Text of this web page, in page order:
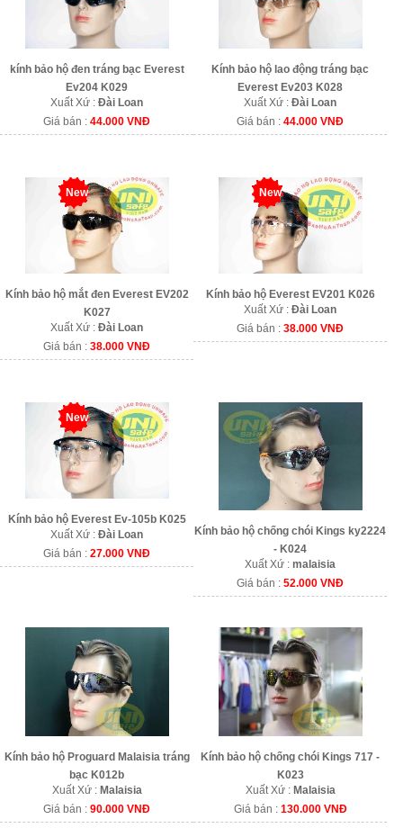
kính bảo hộ đen tráng bạc Everest
Ev204 K029
Xuất Xứ :Đài Loan
Giá bán :44.000 VNĐ
Kính bảo hộ lao động tráng bạc
Everest Ev203 K028
Xuất Xứ :Đài Loan
Giá bán :44.000 VNĐ
New
Kính bảo hộ mắt đen Everest EV202
K027
Xuất Xứ :Đài Loan
Giá bán :38.000 VNĐ
New
Kính bảo hộ Everest EV201 K026
Xuất Xứ :Đài Loan
Giá bán :38.000 VNĐ
New
Kính bảo hộ Everest Ev-105b K025
Xuất Xứ :Đài Loan
Giá bán :27.000 VNĐ
Kính bảo hộ chống chói Kings ky2224
- K024
Xuất Xứ :malaisia
Giá bán :52.000 VNĐ
Kính bảo hộ Proguard Malaisia tráng
bạc K012b
Xuất Xứ : Malaisia
Giá bán :90.000 VNĐ
Kính bảo hộ chống chói Kings 717 -
K023
Xuất Xứ : Malaisia
Giá bán : 130.000 VNĐ